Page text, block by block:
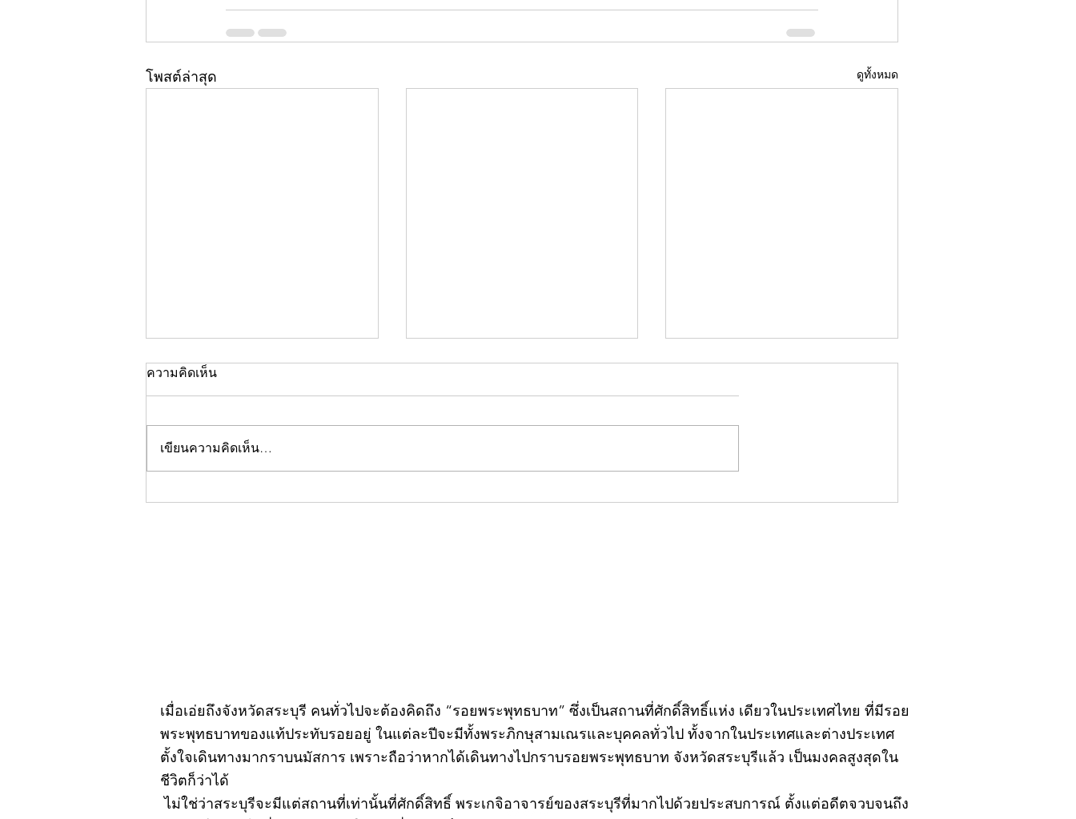
โพสต์ล่าสุด ดูทั้งหมด
คอลัมน์"จับชีพจรวงการ
คอลัมน์"จับชีพจรวงการ
คอลัมน์"จับชีพจรวงการ
ความคิดเห็น
เขียนความคิดเห็น…
เมื่อเอ่ยถึงจังหวัดสระบุรี คนทั่วไปจะต้องคิดถึง “รอยพระพุทธบาท” ซึ่งเป็นสถานที่ศักดิ์สิทธิ์แห่ง เดียวในประเทศไทย ที่มีรอย
พระพุทธบาทของแท้ประทับรอยอยู่ ในแต่ละปีจะมีทั้งพระภิกษุสามเณรและบุคคลทั่วไป ทั้งจากในประเทศและต่างประเทศ
ตั้งใจเดินทางมากราบนมัสการ เพราะถือว่าหากได้เดินทางไปกราบรอยพระพุทธบาท จังหวัดสระบุรีแล้ว เป็นมงคลสูงสุดใน
ชีวิตก็ว่าได้
ไม่ใช่ว่าสระบุรีจะมีแต่สถานที่เท่านั้นที่ศักดิ์สิทธิ์ พระเกจิอาจารย์ของสระบุรีที่มากไปด้วยประสบการณ์ ตั้งแต่อดีตจวบจนถึง